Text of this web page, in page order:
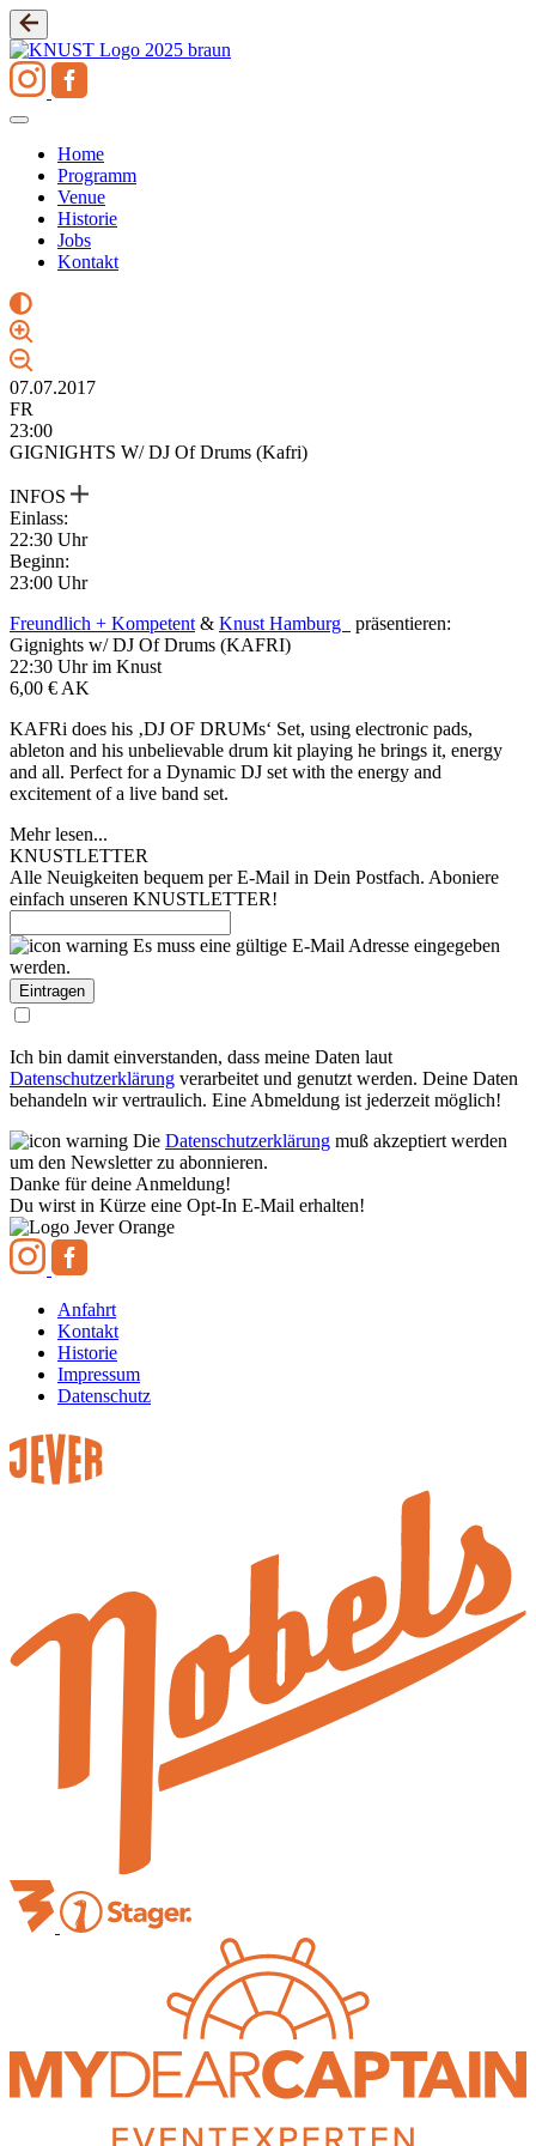
Zum
Inhalt
springen
Home
Programm
Venue
Historie
Jobs
Kontakt
07.07.2017
FR
23:00
GIGNIGHTS W/ DJ Of Drums (Kafri)
INFOS
Einlass:
22:30 Uhr
Beginn:
23:00 Uhr
Freundlich + Kompetent & Knust Hamburg
präsentieren:
Gignights w/ DJ Of Drums (KAFRI)
22:30 Uhr im Knust
6,00 € AK
KAFRi does his ‚DJ OF DRUMs‘ Set, using electronic pads,
ableton and his unbelievable drum kit playing he brings it, energy
and all. Perfect for a Dynamic DJ set with the energy and
excitement of a live band set.
Mehr lesen...
KNUSTLETTER
Alle Neuigkeiten bequem per E-Mail in Dein Postfach. Aboniere
einfach unseren KNUSTLETTER!
Es muss eine gültige E-Mail Adresse eingegeben
werden.
Ich bin damit einverstanden, dass meine Daten laut
Datenschutzerklärung verarbeitet und genutzt werden. Deine Daten
behandeln wir vertraulich. Eine Abmeldung ist jederzeit möglich!
Die Datenschutzerklärung muß akzeptiert werden
um den Newsletter zu abonnieren.
Danke für deine Anmeldung!
Du wirst in Kürze eine Opt-In E-Mail erhalten!
Anfahrt
Kontakt
Historie
Impressum
Datenschutz